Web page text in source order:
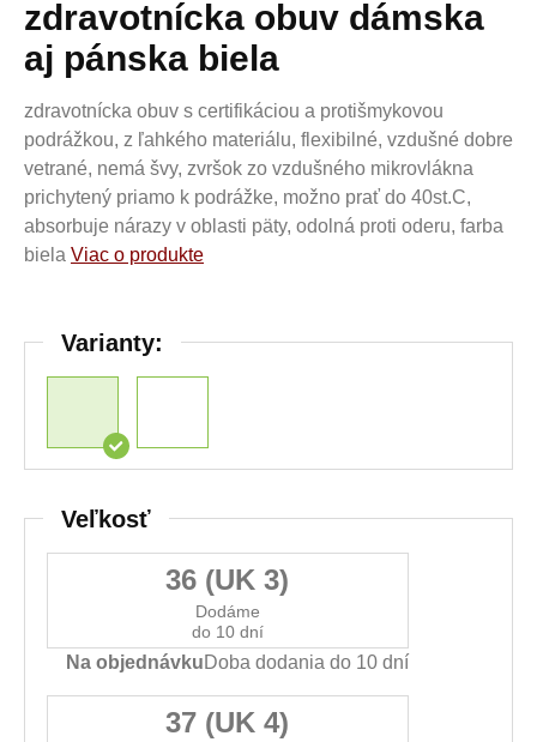
zdravotnícka obuv dámska
aj pánska biela
zdravotnícka obuv s certifikáciou a protišmykovou
podrážkou, z ľahkého materiálu, flexibilné, vzdušné dobre
vetrané, nemá švy, zvršok zo vzdušného mikrovlákna
prichytený priamo k podrážke, možno prať do 40st.C,
absorbuje nárazy v oblasti päty, odolná proti oderu, farba
biela Viac o produkte
Varianty:
Veľkosť
36 (UK 3)
Dodáme
do 10 dní
Na objednávkuDoba dodania do 10 dní
37 (UK 4)